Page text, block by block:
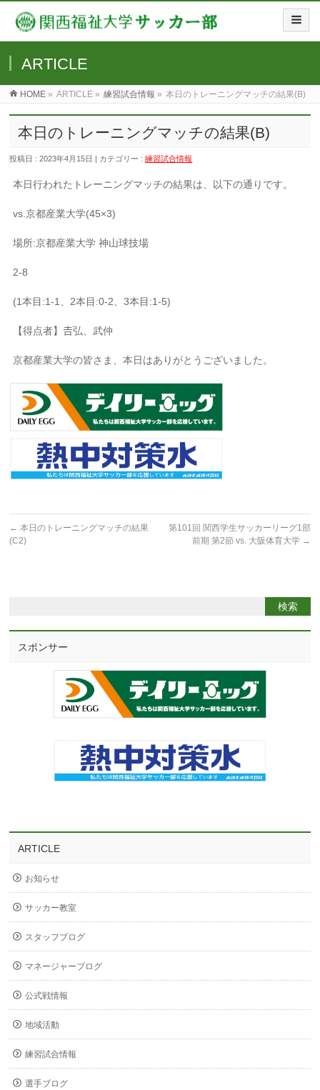
ARTICLE
HOME » ARTICLE » 練習試合情報 » 本日のトレーニングマッチの結果(B)
本日のトレーニングマッチの結果(B)
投稿日 : 2023年4月15日 | カテゴリー :練習試合情報
本日行われたトレーニングマッチの結果は、以下の通りです。
vs.京都産業大学(45×3)
場所:京都産業大学 神山球技場
2-8
(1本目:1-1、2本目:0-2、3本目:1-5)
【得点者】𠮷弘、武仲
京都産業大学の皆さま、本日はありがとうございました。
← 本日のトレーニングマッチの結果
(C2)
第101回 関西学生サッカーリーグ1部
前期 第2節 vs. 大阪体育大学 →
スポンサー
ARTICLE
お知らせ
サッカー教室
スタッフブログ
マネージャーブログ
公式戦情報
地域活動
練習試合情報
選手ブログ